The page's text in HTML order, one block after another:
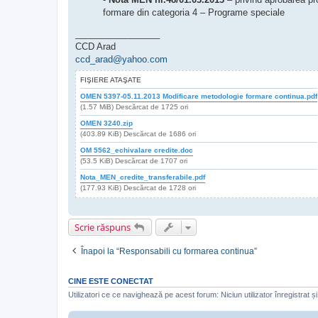
formare din categoria 4 – Programe speciale
CCD Arad
ccd_arad@yahoo.com
FIŞIERE ATAŞATE
OMEN 5397-05.11.2013 Modificare metodologie formare continua.pdf
(1.57 MiB) Descărcat de 1725 ori
OMEN 3240.zip
(403.89 KiB) Descărcat de 1686 ori
OM 5562_echivalare credite.doc
(53.5 KiB) Descărcat de 1707 ori
Nota_MEN_credite_transferabile.pdf
(177.93 KiB) Descărcat de 1728 ori
Scrie răspuns
Înapoi la “Responsabili cu formarea continua”
CINE ESTE CONECTAT
Utilizatori ce ce navighează pe acest forum: Niciun utilizator înregistrat